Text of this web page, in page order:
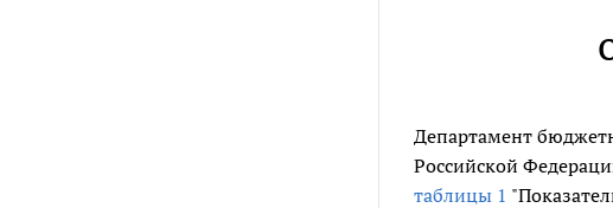
Департамент
Российской
таблицы 1